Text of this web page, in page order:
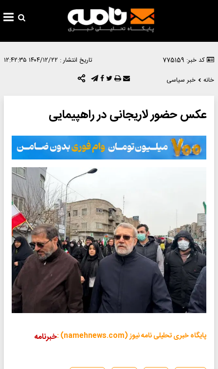
کد خبر: 775159 تاریخ انتشار : ۱۴۰۴/۱۲/۲۲ ۱۲:۴۲:۳۵
خانه
خبر سیاسی
عکس حضور لاریجانی در راهپیمایی
پایگاه خبری تحلیلی نامه نیوز (namehnews.com) : خبرنامه